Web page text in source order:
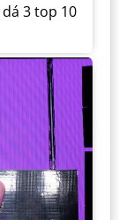
3 top 10